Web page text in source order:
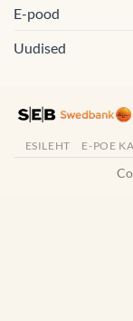
E-pood
Uudised
ESILEHT E-POE